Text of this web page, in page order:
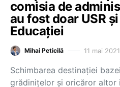
comisia de
au fost doar USR
Educației
Mihai Peticilă 11 mai 2021
Schimbarea destinației
grădinițelor și oricăror